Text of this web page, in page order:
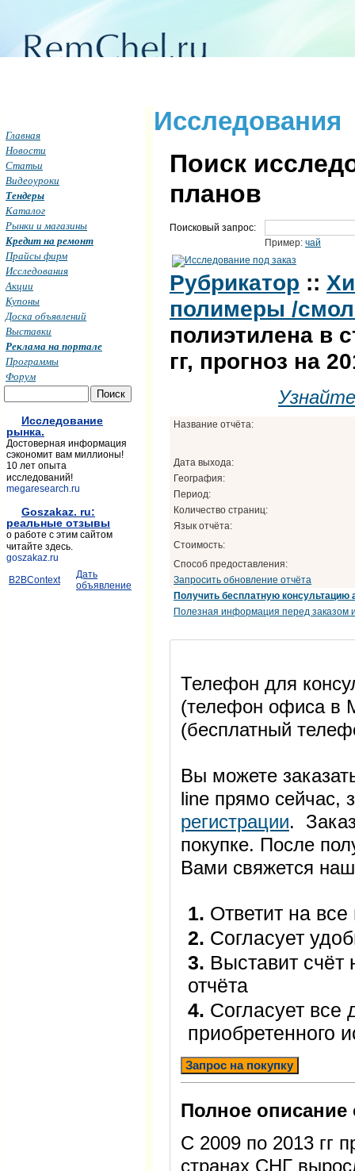
Исследования
Поиск
планов
Поисковый запрос:
Пример: чай
Рубрикатор ::
полимеры /
полиэтилена в
гг, прогноз на
Название отчёта:
Дата выхода:
География:
Период:
Количество страниц:
Язык отчёта:
Стоимость:
Способ предоставления:
Запросить обновление отчёта
Получить бесплатную консультацию
Полезная информация перед заказом
Телефон для
(телефон офиса в
(бесплатный
Вы можете
line прямо
регистрации.
покупке. После
Вами свяжется
1. Ответит на
2. Согласует
3. Выставит счёт
отчёта
4. Согласует все
приобретенного
Запрос на покупку
Полное описание
С 2009 по 2013 гг
странах СНГ
Главная
Новости
Статьи
Видеоуроки
Тендеры
Каталог
Рынки и магазины
Кредит на ремонт
Прайсы фирм
Исследования
Акции
Купоны
Доска объявлений
Выставки
Реклама на портале
Программы
Форум
Исследование
рынка.
Достоверная информация
сэкономит вам миллионы!
10 лет опыта
исследований!
megaresearch.ru
Goszakaz. ru:
реальные отзывы
о работе с этим сайтом
читайте здесь.
goszakaz.ru
B2BContext
Дать
объявление